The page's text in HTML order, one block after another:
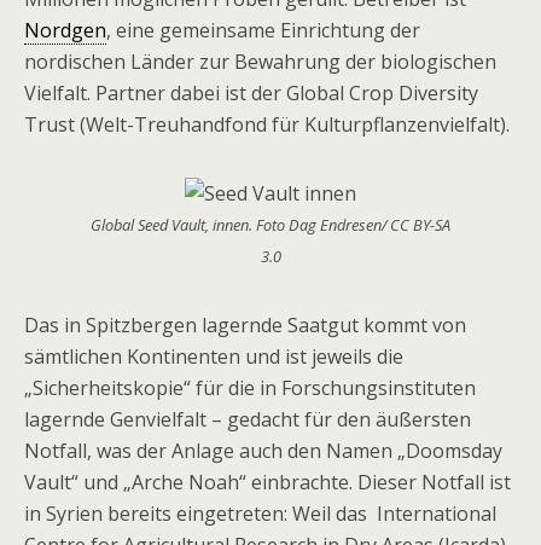
Nordgen, eine gemeinsame Einrichtung der
nordischen Länder zur Bewahrung der biologischen
Vielfalt. Partner dabei ist der Global Crop Diversity
Trust (Welt-Treuhandfond für Kulturpflanzenvielfalt).
Global Seed Vault, innen. Foto Dag Endresen/ CC BY-SA
3.0
Das in Spitzbergen lagernde Saatgut kommt von
sämtlichen Kontinenten und ist jeweils die
„Sicherheitskopie“ für die in Forschungsinstituten
lagernde Genvielfalt – gedacht für den äußersten
Notfall, was der Anlage auch den Namen „Doomsday
Vault“ und „Arche Noah“ einbrachte. Dieser Notfall ist
in Syrien bereits eingetreten: Weil das International